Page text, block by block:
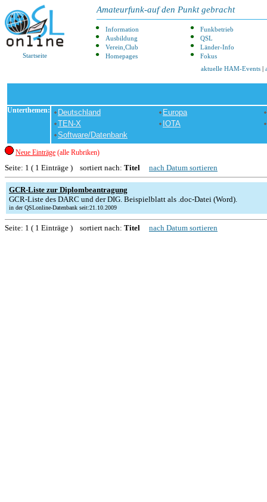
Startseite
Amateurfunk-auf den Punkt gebracht
Information
Funkbetrieb
Ausbildung
QSL
Verein,Club
Länder-Info
Homepages
Fokus
aktuelle HAM-Events
Unterthemen: Deutschland
Europa
TEN-X
IOTA
Software/Datenbank
Neue Einträge (alle Rubriken)
Seite: 1 ( 1 Einträge ) sortiert nach: Titel nach Datum sortieren
GCR-Liste zur Diplombeantragung
GCR-Liste des DARC und der DIG. Beispielblatt als .doc-Datei (Word).
in der QSLonline-Datenbank seit:21.10.2009
Seite: 1 ( 1 Einträge ) sortiert nach: Titel nach Datum sortieren